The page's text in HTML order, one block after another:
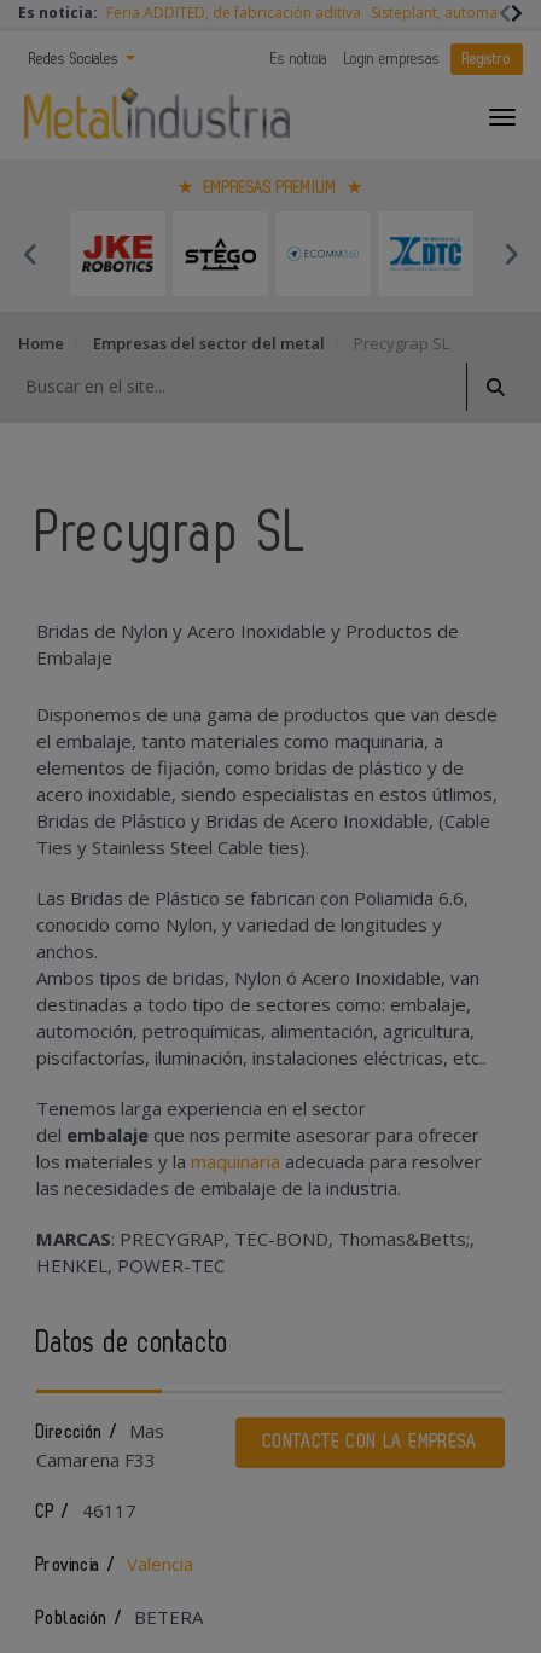
Es noticia: Feria ADDITED, de fabricación aditiva Sisteplant,
Redes Sociales Es noticia Login empresas Registro
EMPRESAS PREMIUM
Home Empresas del sector del metal Precygrap SL
Precygrap SL
Bridas de Nylon y Acero Inoxidable y Productos de
Embalaje
Disponemos de una gama de productos que van desde
el embalaje, tanto materiales como maquinaria, a
elementos de fijación, como bridas de plástico y de
acero inoxidable, siendo especialistas en estos útlimos,
Bridas de Plástico y Bridas de Acero Inoxidable, (Cable
Ties y Stainless Steel Cable ties).
Las Bridas de Plástico se fabrican con Poliamida 6.6,
conocido como Nylon, y variedad de longitudes y
anchos.
Ambos tipos de bridas, Nylon ó Acero Inoxidable, van
destinadas a todo tipo de sectores como: embalaje,
automoción, petroquímicas, alimentación, agricultura,
piscifactorías, iluminación, instalaciones eléctricas, etc..
Tenemos larga experiencia en el sector
del embalaje que nos permite asesorar para ofrecer
los materiales y la maquinaria adecuada para resolver
las necesidades de embalaje de la industria.
MARCAS: PRECYGRAP, TEC-BOND, Thomas&Betts;,
HENKEL, POWER-TEC
Datos de contacto
CONTACTE CON LA EMPRESA
Dirección /
Mas
Camarena F33
CP / 46117
Provincia / Valencia
Población / BETERA